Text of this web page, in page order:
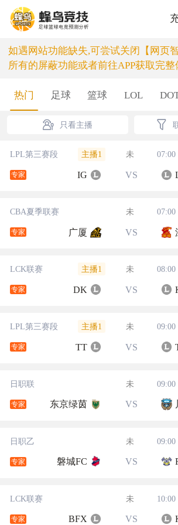
如遇网站功能缺失,可尝试关闭【网页
所有的屏蔽功能或者前往APP获取完整
热门 足球 篮球 LOL
只看主播
LPL第三赛段 主播1 未 07:00
专家 IG VS
CBA夏季联赛 未 07:00
专家 广厦 VS
LCK联赛 主播1 未 08:00
专家 DK VS
LPL第三赛段 主播1 未 09:00
专家 TT VS
日职联 未 09:00
专家 东京绿茵 VS
日职乙 未 09:00
专家 磐城FC VS
LCK联赛 未 10:00
专家 BFX VS